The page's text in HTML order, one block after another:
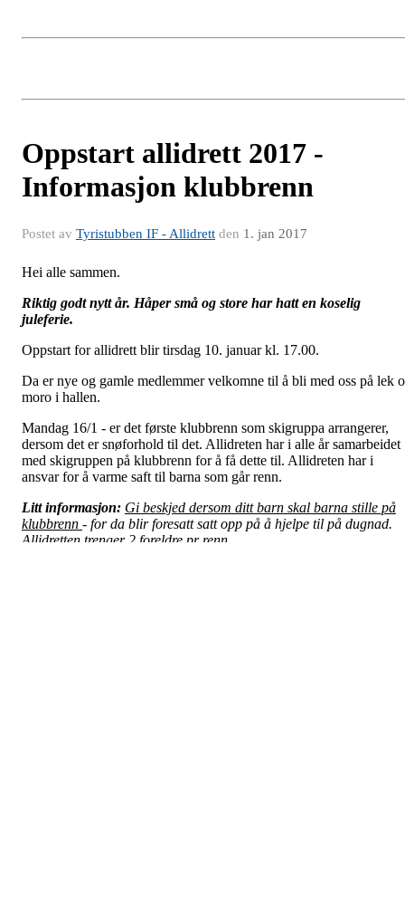
Oppstart allidrett 2017 -
Informasjon klubbrenn
Postet av Tyristubben IF - Allidrett den 1. jan 2017
Hei alle sammen.
Riktig godt nytt år. Håper små og store har hatt en koselig
juleferie.
Oppstart for allidrett blir tirsdag 10. januar kl. 17.00.
Da er nye og gamle medlemmer velkomne til å bli med oss på lek
moro i hallen.
Mandag 16/1 - er det første klubbrenn som skigruppa arrangerer,
dersom det er snøforhold til det. Allidreten har i alle år samarbeidet
med skigruppen på klubbrenn for å få dette til. Allidreten har i
ansvar for å varme saft til barna som går renn.
Litt informasjon: Gi beskjed dersom ditt barn skal barna stille på
klubbrenn - for da blir foresatt satt opp på å hjelpe til på dugnad.
Allidretten trenger 2 foreldre pr renn.